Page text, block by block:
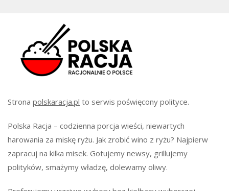
Strona polskaracja.pl to serwis poświęcony polityce.
Polska Racja – codzienna porcja wieści, niewartych
harowania za miskę ryżu. Jak zrobić wino z ryżu? Najpierw
zapracuj na kilka misek. Gotujemy newsy, grillujemy
polityków, smażymy władzę, dolewamy oliwy.